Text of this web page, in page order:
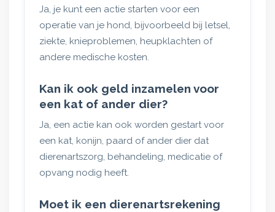
Ja, je kunt een actie starten voor een
operatie van je hond, bijvoorbeeld bij letsel,
ziekte, knieproblemen, heupklachten of
andere medische kosten.
Kan ik ook geld inzamelen voor
een kat of ander dier?
Ja, een actie kan ook worden gestart voor
een kat, konijn, paard of ander dier dat
dierenartszorg, behandeling, medicatie of
opvang nodig heeft.
Moet ik een dierenartsrekening